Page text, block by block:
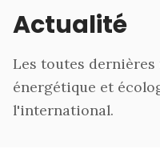
Actualité
Les toutes
énergétique et
l'international.